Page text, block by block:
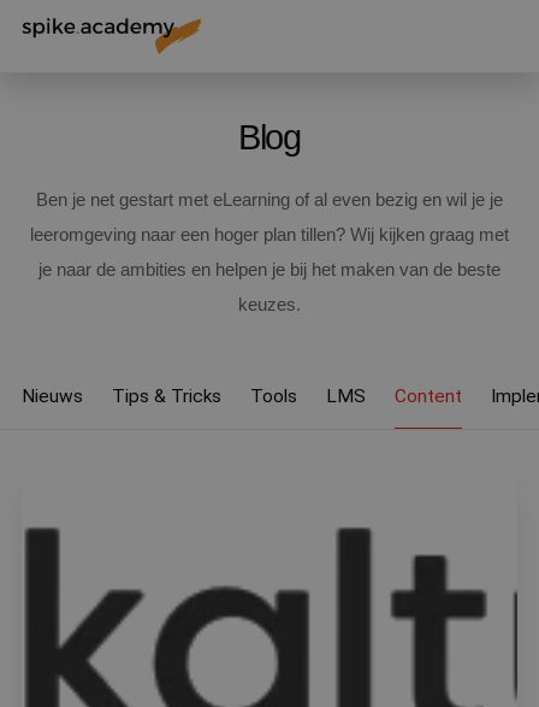
Blog
Ben je net gestart met eLearning of al even bezig en wil je je
leeromgeving naar een hoger plan tillen? Wij kijken graag met
je naar de ambities en helpen je bij het maken van de beste
keuzes.
Nieuws Tips & Tricks Tools LMS Content